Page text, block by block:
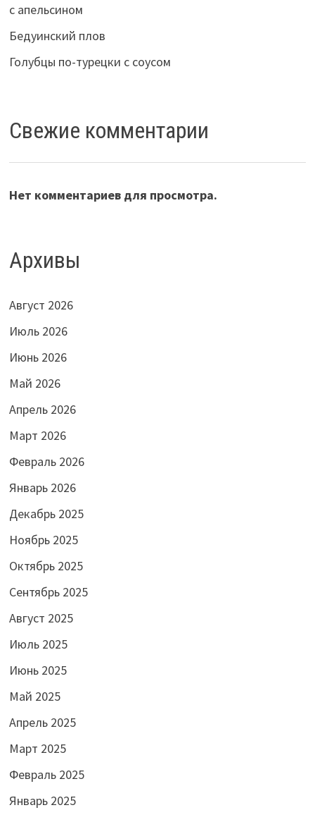
с апельсином
Бедуинский плов
Голубцы по-турецки с соусом
Свежие комментарии
Нет комментариев для просмотра.
Архивы
Август 2026
Июль 2026
Июнь 2026
Май 2026
Апрель 2026
Март 2026
Февраль 2026
Январь 2026
Декабрь 2025
Ноябрь 2025
Октябрь 2025
Сентябрь 2025
Август 2025
Июль 2025
Июнь 2025
Май 2025
Апрель 2025
Март 2025
Февраль 2025
Январь 2025